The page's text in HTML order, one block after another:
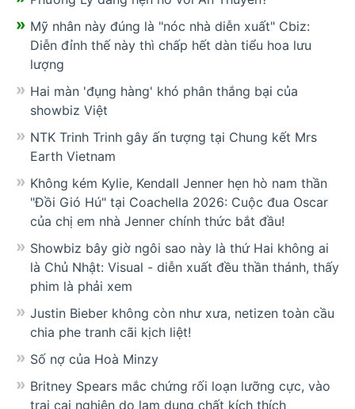
Mỹ nhân này đúng là "nóc nhà diễn xuất" Cbiz:
Diễn đỉnh thế này thì chấp hết dàn tiểu hoa lưu
lượng
Hai màn 'đụng hàng' khó phân thắng bại của
showbiz Việt
NTK Trinh Trinh gây ấn tượng tại Chung kết Mrs
Earth Vietnam
Không kém Kylie, Kendall Jenner hẹn hò nam thần
"Đồi Gió Hú" tại Coachella 2026: Cuộc đua Oscar
của chị em nhà Jenner chính thức bắt đầu!
Showbiz bây giờ ngôi sao này là thứ Hai không ai
là Chủ Nhật: Visual - diễn xuất đều thần thánh, thấy
phim là phải xem
Justin Bieber không còn như xưa, netizen toàn cầu
chia phe tranh cãi kịch liệt!
Số nợ của Hoà Minzy
Britney Spears mắc chứng rối loạn lưỡng cực, vào
trại cai nghiện do lạm dụng chất kích thích